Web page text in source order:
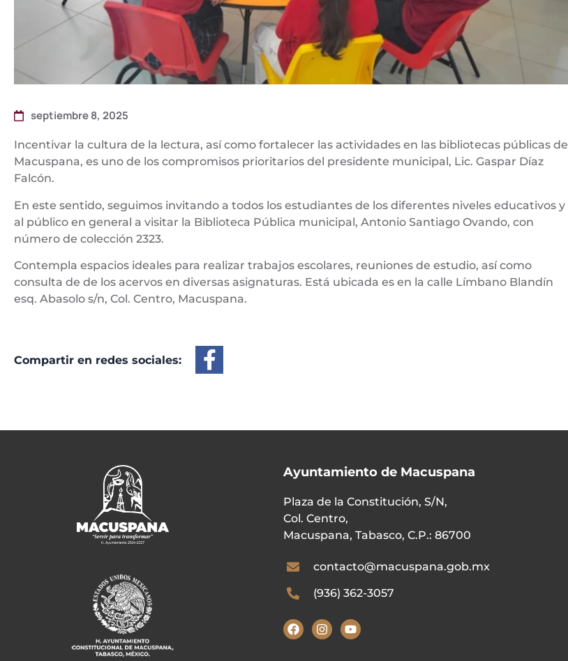
septiembre 8, 2025
Incentivar la cultura de la lectura, así como fortalecer las actividades en las bibliotecas públicas de
Macuspana, es uno de los compromisos prioritarios del presidente municipal, Lic. Gaspar Díaz
Falcón.
En este sentido, seguimos invitando a todos los estudiantes de los diferentes niveles educativos y
al público en general a visitar la Biblioteca Pública municipal, Antonio Santiago Ovando, con
número de colección 2323.
Contempla espacios ideales para realizar trabajos escolares, reuniones de estudio, así como
consulta de de los acervos en diversas asignaturas. Está ubicada es en la calle Límbano Blandín
esq. Abasolo s/n, Col. Centro, Macuspana.
Compartir en redes sociales:
Ayuntamiento de Macuspana
Plaza de la Constitución, S/N,
Col. Centro,
Macuspana, Tabasco, C.P.: 86700
contacto@macuspana.gob.mx
(936) 362-3057